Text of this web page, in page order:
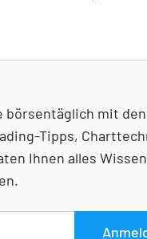
börsentäglich mit
Tipps,
Ihnen alles